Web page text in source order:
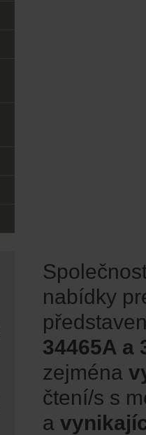
nabídky
34465A a
zejména
čtení/s s
a